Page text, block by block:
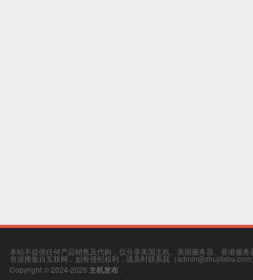
本站不提供任何产品销售及代购，仅分享美国主机、美国服务器、香港服
资源搜集自互联网，如有侵犯权利，请及时联系我（
Copyright © 2024-2026 主机发布